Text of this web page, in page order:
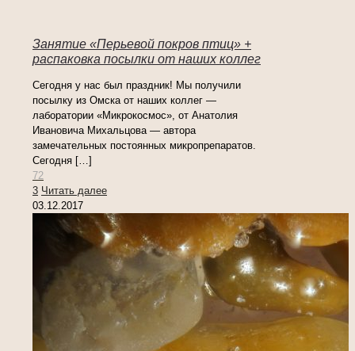
Занятие «Перьевой покров птиц» +
распаковка посылки от наших коллег
Сегодня у нас был праздник! Мы получили
посылку из Омска от наших коллег —
лаборатории «Микрокосмос», от Анатолия
Ивановича Михальцова — автора
замечательных постоянных микропрепаратов.
Сегодня […]
72
3 Читать далее
03.12.2017